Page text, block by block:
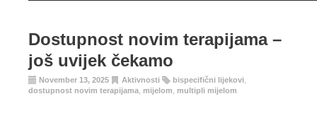
Dostupnost novim terapijama –
još uvijek čekamo
November 13, 2025 Aktivnosti bispecifični lijekovi
dostupnost novim terapijama mijelom multipli mijelom